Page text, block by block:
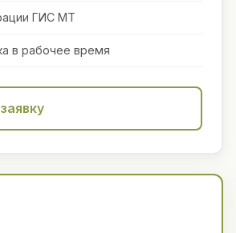
ГИС МТ
в рабочее время